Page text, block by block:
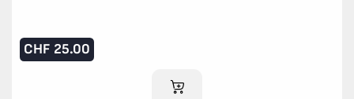
CHF 25.00
IM WARENKORB